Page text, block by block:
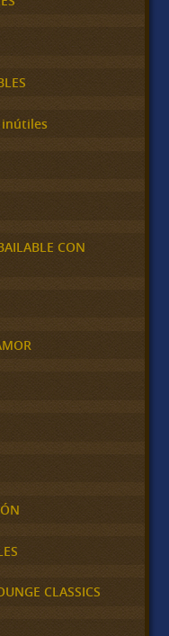
inútiles
CON
CLASSICS